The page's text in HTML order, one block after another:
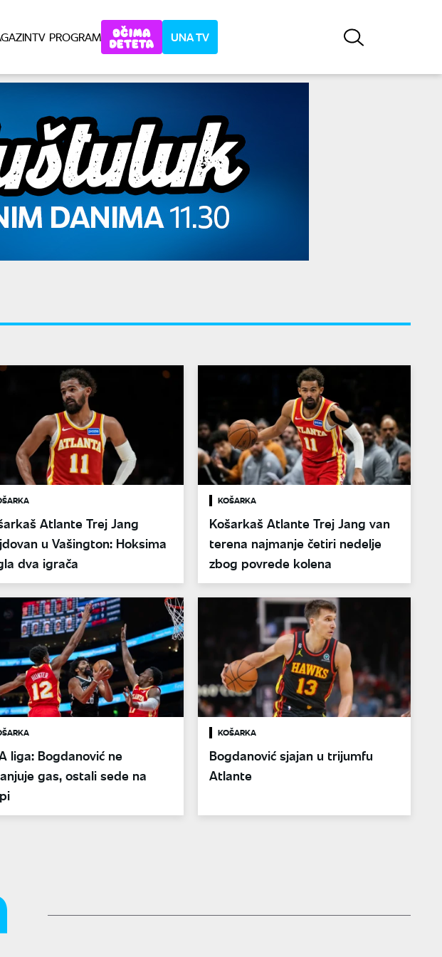
TV PROGRAM UNA TV
Atlante Trej Jang
u Vašington: Hoksima
dva igrača
KOŠARKA
Košarkaš Atlante Trej Jang van
terena najmanje četiri nedelje
zbog povrede kolena
liga: Bogdanović ne
gas, ostali sede na
KOŠARKA
Bogdanović sjajan u trijumfu
Atlante